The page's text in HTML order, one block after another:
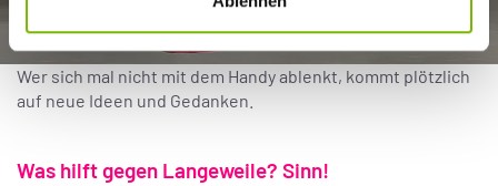
Wer sich mal nicht mit dem Handy ablenkt, kommt plötzlich
auf neue Ideen und Gedanken.
Was hilft gegen Langeweile? Sinn!